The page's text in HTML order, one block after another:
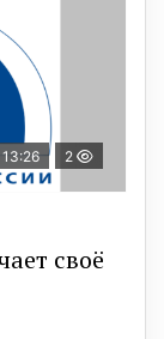
2
своё